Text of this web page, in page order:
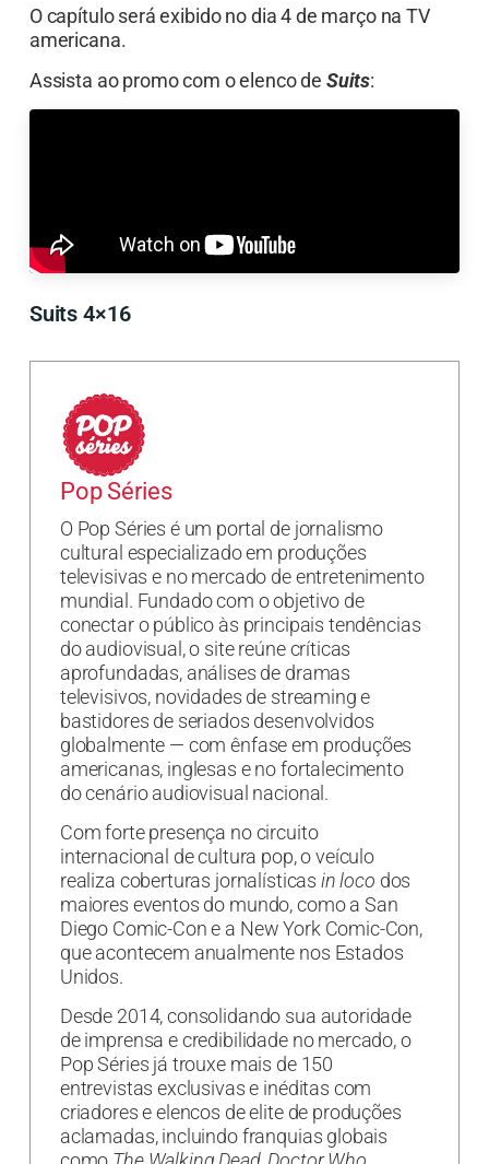
O capítulo será exibido no dia 4 de março na TV
americana.
Assista ao promo com o elenco de Suits:
Suits 4×16
Pop Séries
O Pop Séries é um portal de jornalismo
cultural especializado em produções
televisivas e no mercado de entretenimento
mundial. Fundado com o objetivo de
conectar o público às principais tendências
do audiovisual, o site reúne críticas
aprofundadas, análises de dramas
televisivos, novidades de streaming e
bastidores de seriados desenvolvidos
globalmente — com ênfase em produções
americanas, inglesas e no fortalecimento
do cenário audiovisual nacional.
Com forte presença no circuito
internacional de cultura pop, o veículo
realiza coberturas jornalísticas in loco dos
maiores eventos do mundo, como a San
Diego Comic-Con e a New York Comic-Con,
que acontecem anualmente nos Estados
Unidos.
Desde 2014, consolidando sua autoridade
de imprensa e credibilidade no mercado, o
Pop Séries já trouxe mais de 150
entrevistas exclusivas e inéditas com
criadores e elencos de elite de produções
aclamadas, incluindo franquias globais